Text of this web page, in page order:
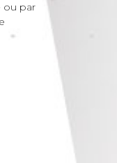
ou par